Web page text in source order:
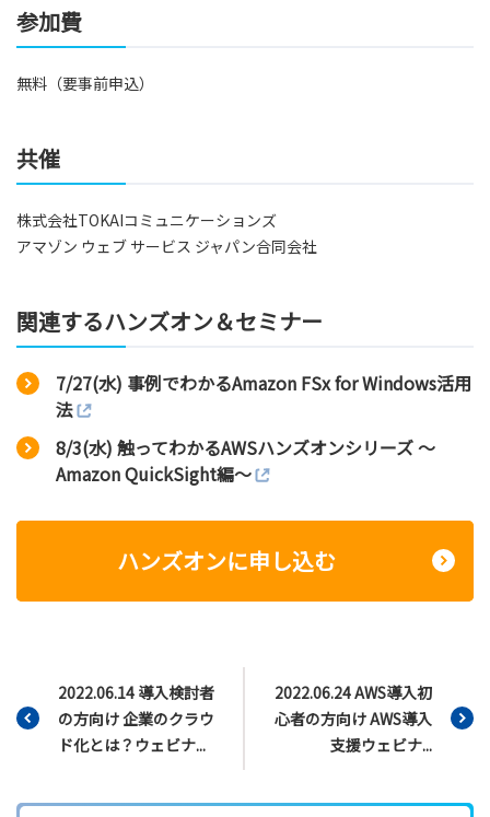
参加費
無料（要事前申込）
共催
株式会社TOKAIコミュニケーションズ
アマゾン ウェブ サービス ジャパン合同会社
関連するハンズオン＆セミナー
7/27(水) 事例でわかるAmazon FSx for Windows活用
法
8/3(水) 触ってわかるAWSハンズオンシリーズ ～
Amazon QuickSight編～
ハンズオンに申し込む
2022.06.14 導入検討者
の方向け 企業のクラウ
ド化とは？ウェビナ...
2022.06.24 AWS導入初
心者の方向け AWS導入
支援ウェビナ...